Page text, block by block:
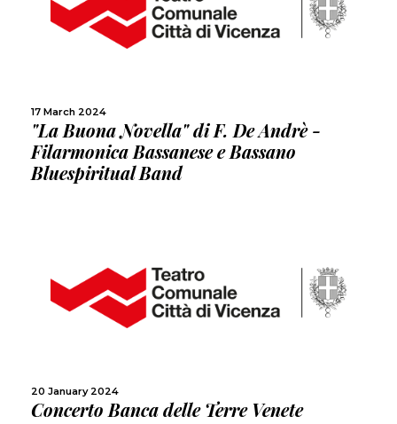
17 March 2024
"La Buona Novella" di F. De Andrè -
Filarmonica Bassanese e Bassano
Bluespiritual Band
MORE
20 January 2024
Concerto Banca delle Terre Venete
MORE